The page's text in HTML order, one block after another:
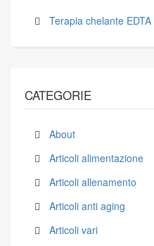
Terapia chelante EDTA
CATEGORIE
About
Articoli alimentazione
Articoli allenamento
Articoli anti aging
Articoli vari